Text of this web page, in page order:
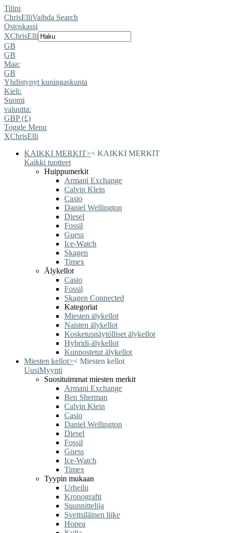
Tilini
ChrisElliVaihda Search
Ostoskassi
XChrisElli
GB
GB
Maa:
GB
Yhdistynyt kuningaskunta
Kieli:
Suomi
valuutta:
GBP (£)
Toggle Menu
XChrisElli
KAIKKI MERKIT>< KAIKKI MERKIT
Kaikki tuotteet
Huippumerkit
Armani Exchange
Calvin Klein
Casio
Daniel Wellington
Diesel
Fossil
Guess
Ice-Watch
Skagen
Timex
Älykellot
Casio
Fossil
Skagen Connected
Kategoriat
Miesten älykellot
Naisten älykellot
Kosketusnäytölliset älykellot
Hybridi-älykellot
Kunnostetut älykellot
Miesten kellot>< Miesten kellot
UusiMyynti
Suosituimmat miesten merkit
Armani Exchange
Ben Sherman
Calvin Klein
Casio
Daniel Wellington
Diesel
Fossil
Guess
Ice-Watch
Timex
Tyypin mukaan
Urheilu
Kronografit
Suunnittelija
Sveitsiläinen liike
Hopea